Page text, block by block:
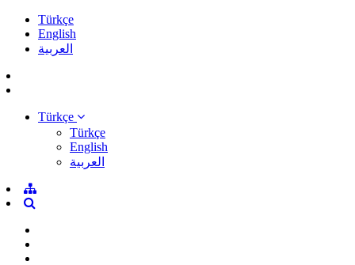
Türkçe
English
العربية
Türkçe
Türkçe
English
العربية